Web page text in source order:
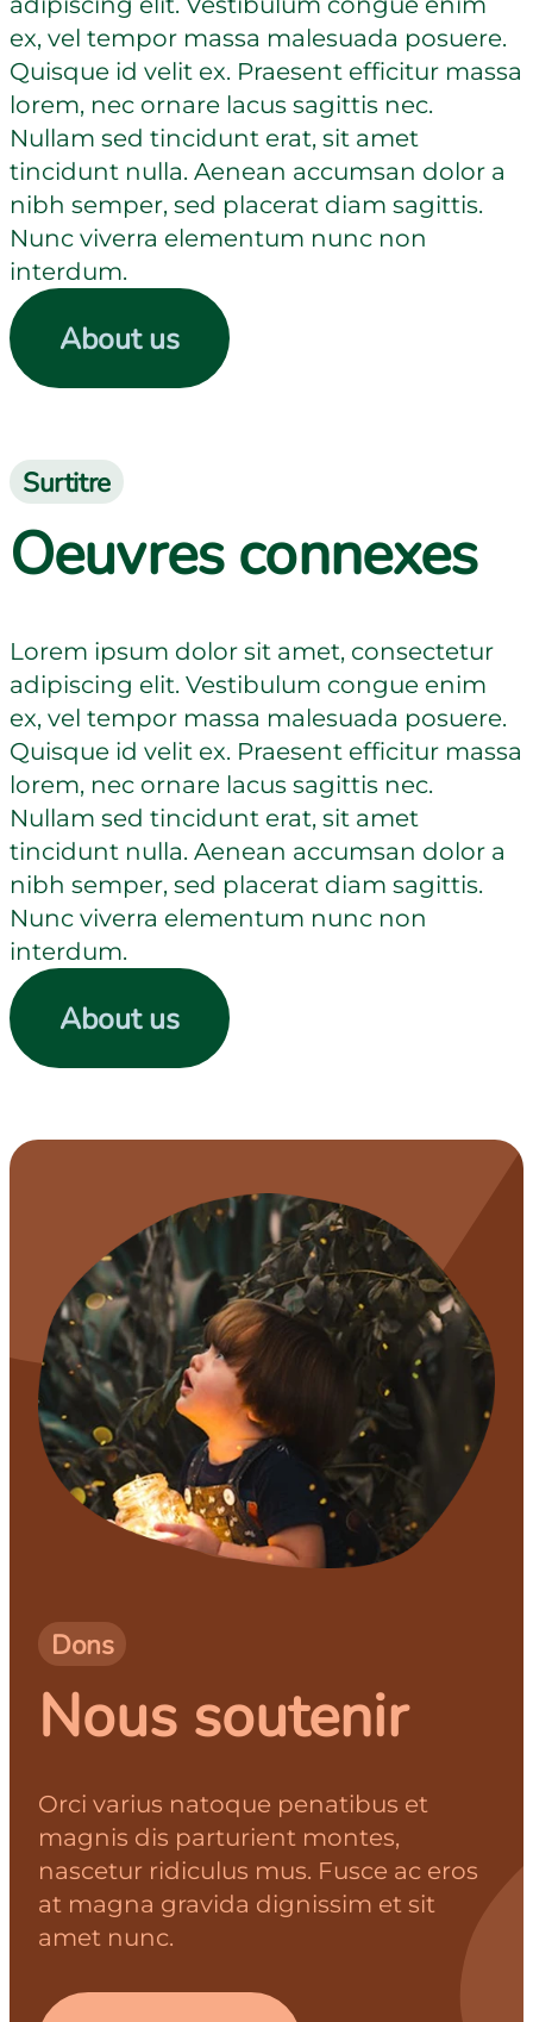
ex, vel tempor massa malesuada posuere.
Quisque id velit ex. Praesent efficitur massa
lorem, nec ornare lacus sagittis nec.
Nullam sed tincidunt erat, sit amet
tincidunt nulla. Aenean accumsan dolor a
nibh semper, sed placerat diam sagittis.
Nunc viverra elementum nunc non
interdum.
About us
Surtitre
Oeuvres connexes
Lorem ipsum dolor sit amet, consectetur
adipiscing elit. Vestibulum congue enim
ex, vel tempor massa malesuada posuere.
Quisque id velit ex. Praesent efficitur massa
lorem, nec ornare lacus sagittis nec.
Nullam sed tincidunt erat, sit amet
tincidunt nulla. Aenean accumsan dolor a
nibh semper, sed placerat diam sagittis.
Nunc viverra elementum nunc non
interdum.
About us
Dons
Nous soutenir
Orci varius natoque penatibus et
magnis dis parturient montes,
nascetur ridiculus mus. Fusce ac eros
at magna gravida dignissim et sit
amet nunc.